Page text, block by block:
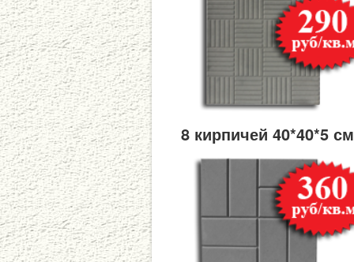
8 кирпичей 40*40*5 см